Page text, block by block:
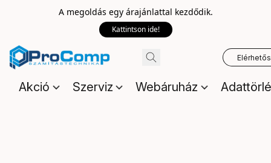
A megoldás egy árajánlattal kezdődik.
Kattintson ide!
Akció Szerviz Webáruház